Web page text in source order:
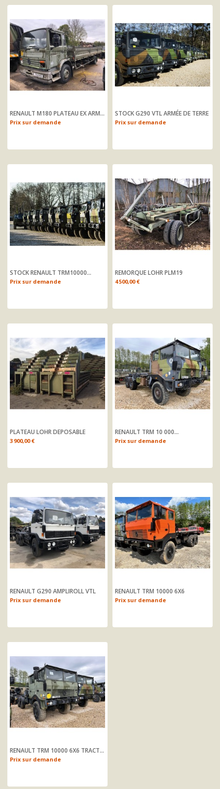
RENAULT M180 PLATEAU EX ARMEE
Prix sur demande
STOCK G290 VTL ARMÉE DE TERRE
Prix sur demande
STOCK RENAULT TRM10000...
Prix sur demande
REMORQUE LOHR PLM19
Prix
4 500,00 €
PLATEAU LOHR DEPOSABLE
Prix
3 900,00 €
RENAULT TRM 10 000...
Prix sur demande
RENAULT G290 AMPLIROLL VTL
Prix sur demande
RENAULT TRM 10000 6X6
Prix sur demande
RENAULT TRM 10000 6X6 TRACTEUR
Prix sur demande